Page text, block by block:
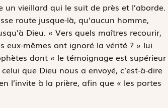
vieillard qui le suit de près et l’aborde.
route jusque-là, qu’aucun homme,
Dieu. « Vers quels maîtres recourir,
eux-mêmes ont ignoré la vérité ? » lui
dont « le témoignage est supérieur
que Dieu nous a envoyé, c’est-à-dire
l’invite à la prière, afin que « les portes